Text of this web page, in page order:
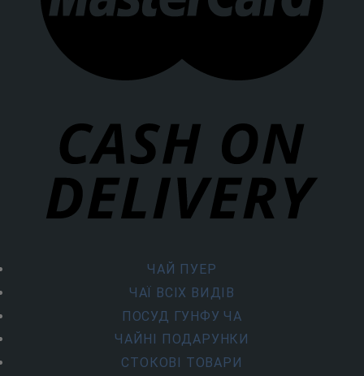
ЧАЙ ПУЕР
ЧАЇ ВСІХ ВИДІВ
ПОСУД ГУНФУ ЧА
ЧАЙНІ ПОДАРУНКИ
СТОКОВІ ТОВАРИ